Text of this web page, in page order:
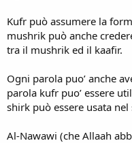
Kufr può assumere la
mushrik può anche
tra il mushrik ed il kaafir.
Ogni parola puo’ anche
parola kufr puo’ essere
shirk può essere usata nel
Al-Nawawi (che Allaah